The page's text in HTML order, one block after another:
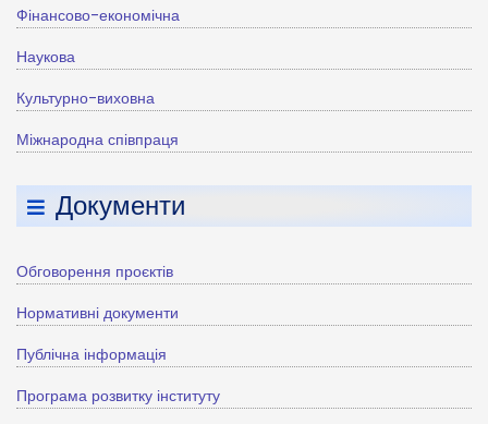
Фінансово-економічна
Наукова
Культурно-виховна
Міжнародна співпраця
Документи
Обговорення проєктів
Нормативні документи
Публічна інформація
Програма розвитку інституту